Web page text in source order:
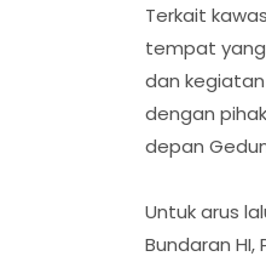
Terkait
tempat
dan
dengan
depan
Untuk arus
Bundaran HI,